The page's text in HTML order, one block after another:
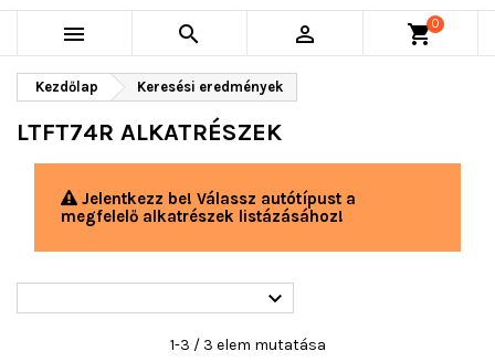
   shopping_cart0
Kezdőlap Keresési eredmények
LTFT74R ALKATRÉSZEK
Jelentkezz be! Válassz autótípust a
megfelelő alkatrészek listázásához!

1-3 / 3 elem mutatása